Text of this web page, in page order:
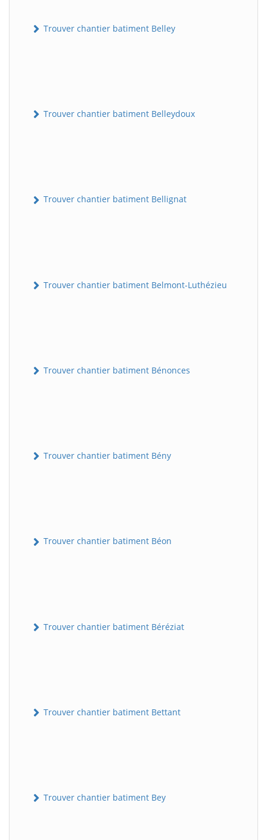
Trouver chantier batiment Belley
Trouver chantier batiment Belleydoux
Trouver chantier batiment Bellignat
Trouver chantier batiment Belmont-Luthézieu
Trouver chantier batiment Bénonces
Trouver chantier batiment Bény
Trouver chantier batiment Béon
Trouver chantier batiment Béréziat
Trouver chantier batiment Bettant
Trouver chantier batiment Bey